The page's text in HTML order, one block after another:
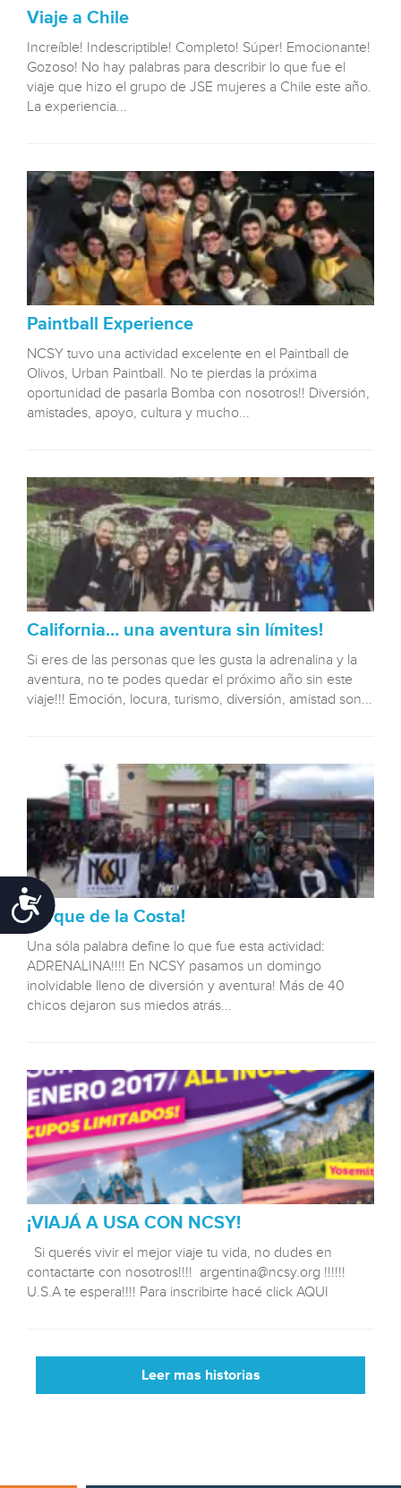
Accessibility
Viaje a Chile
Increíble! Indescriptible! Completo! Súper! Emocionante!
Gozoso! No hay palabras para describir lo que fue el
viaje que hizo el grupo de JSE mujeres a Chile este año.
La experiencia...
Paintball Experience
NCSY tuvo una actividad excelente en el Paintball de
Olivos, Urban Paintball. No te pierdas la próxima
oportunidad de pasarla Bomba con nosotros!! Diversión,
amistades, apoyo, cultura y mucho...
California… una aventura sin límites!
Si eres de las personas que les gusta la adrenalina y la
aventura, no te podes quedar el próximo año sin este
viaje!!! Emoción, locura, turismo, diversión, amistad son...
Parque de la Costa!
Una sóla palabra define lo que fue esta actividad:
ADRENALINA!!!! En NCSY pasamos un domingo
inolvidable lleno de diversión y aventura! Más de 40
chicos dejaron sus miedos atrás...
¡VIAJÁ A USA CON NCSY!
Si querés vivir el mejor viaje tu vida, no dudes en
contactarte con nosotros!!!! argentina@ncsy.org !!!!!!
U.S.A te espera!!!! Para inscribirte hacé click AQUI
Leer mas historias